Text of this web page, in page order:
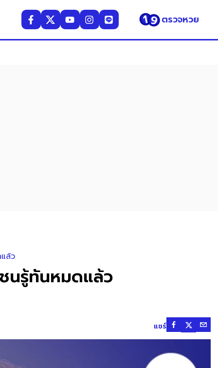
ตรวจหวย
ล้ว
นรู้ทันหมดแล้ว
แชร์